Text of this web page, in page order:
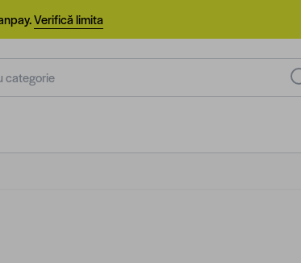
Verifică limita